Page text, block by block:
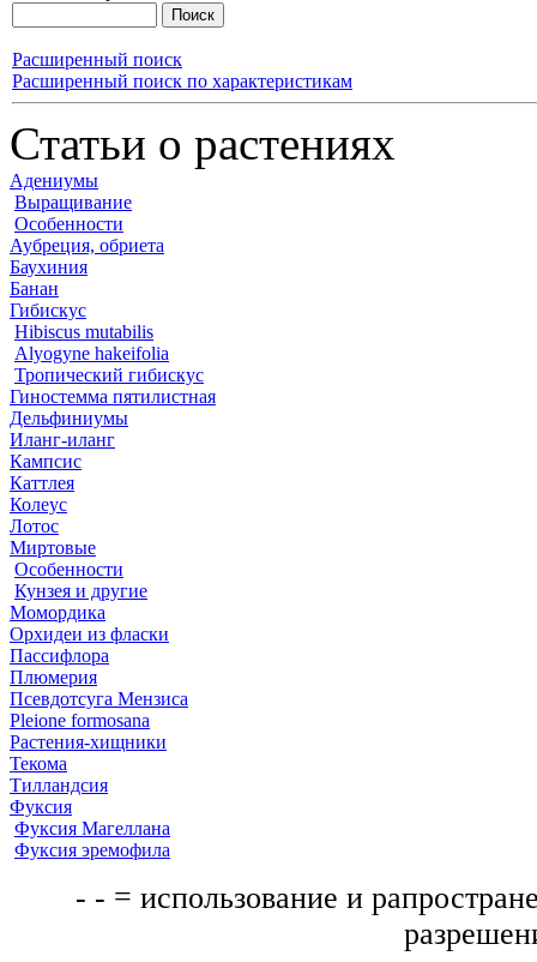
Расширенный поиск
Расширенный поиск по характеристикам
Статьи о растениях
Адениумы
Выращивание
Особенности
Аубреция, обриета
Баухиния
Банан
Гибискус
Hibiscus mutabilis
Alyogyne hakeifolia
Тропический гибискус
Гиностемма пятилистная
Дельфиниумы
Иланг-иланг
Кампсис
Каттлея
Колеус
Лотос
Миртовые
Особенности
Кунзея и другие
Момордика
Орхидеи из фласки
Пассифлора
Плюмерия
Псевдотсуга Мензиса
Pleione formosana
Растения-хищники
Текома
Тилландсия
Фуксия
Фуксия Магеллана
Фуксия эремофила
- - = использование и